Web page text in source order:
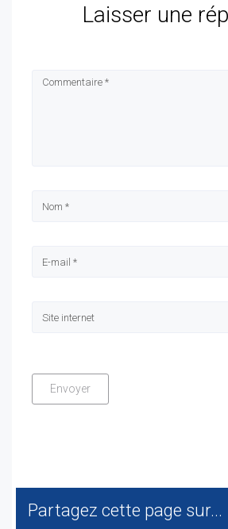
Laisser une
Partagez cette page sur...